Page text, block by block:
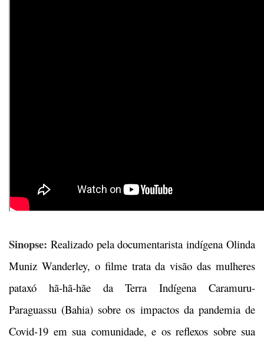
Sinopse: Realizado pela documentarista indígena Olinda
Muniz Wanderley, o filme trata da visão das mulheres
pataxó hã-hã-hãe da Terra Indígena Caramuru-
Paraguassu (Bahia) sobre os impactos da pandemia de
Covid-19 em sua comunidade, e os reflexos sobre sua